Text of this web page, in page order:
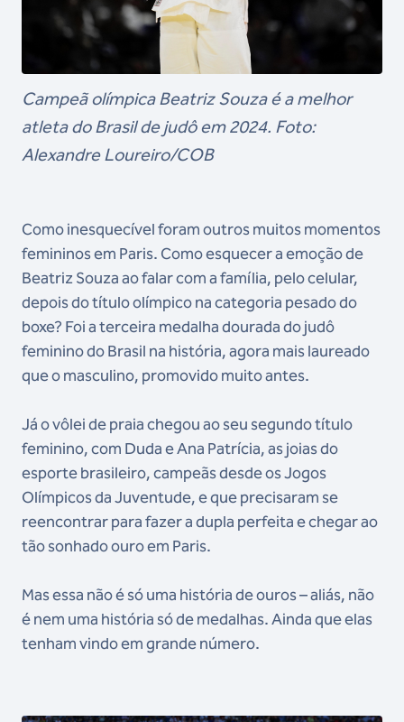
Campeã olímpica Beatriz Souza é a melhor
atleta do Brasil de judô em 2024. Foto:
Alexandre Loureiro/COB
Como inesquecível foram outros muitos momentos
femininos em Paris. Como esquecer a emoção de
Beatriz Souza ao falar com a família, pelo celular,
depois do título olímpico na categoria pesado do
boxe? Foi a terceira medalha dourada do judô
feminino do Brasil na história, agora mais laureado
que o masculino, promovido muito antes.
Já o vôlei de praia chegou ao seu segundo título
feminino, com Duda e Ana Patrícia, as joias do
esporte brasileiro, campeãs desde os Jogos
Olímpicos da Juventude, e que precisaram se
reencontrar para fazer a dupla perfeita e chegar ao
tão sonhado ouro em Paris.
Mas essa não é só uma história de ouros – aliás, não
é nem uma história só de medalhas. Ainda que elas
tenham vindo em grande número.